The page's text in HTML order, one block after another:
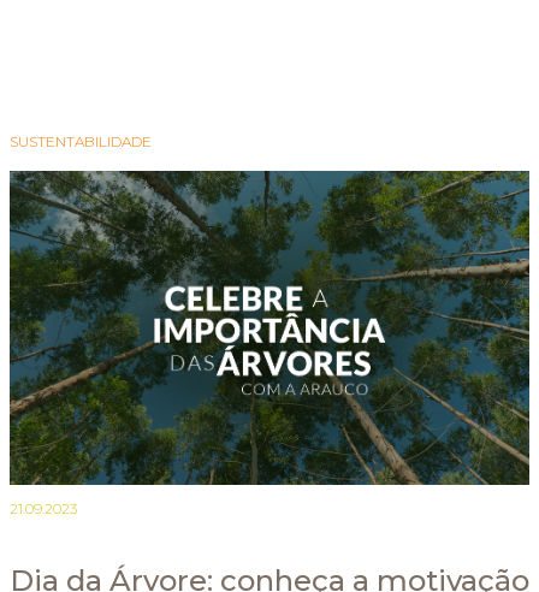
SUSTENTABILIDADE
21.09.2023
Dia da Árvore: conheça a motivação